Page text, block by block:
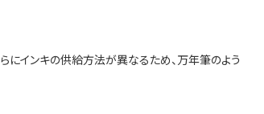
にインキの供給方法が異なるため、万年筆のよう